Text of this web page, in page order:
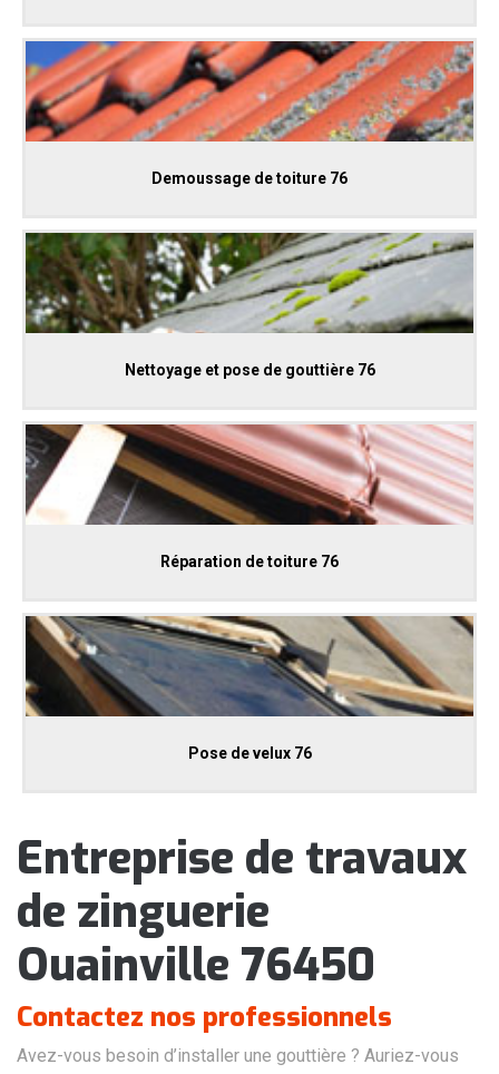
Demoussage de toiture 76
Nettoyage et pose de gouttière 76
Réparation de toiture 76
Pose de velux 76
Entreprise de travaux
de zinguerie
Ouainville 76450
Contactez nos professionnels
Avez-vous besoin d’installer une gouttière ? Auriez-vous